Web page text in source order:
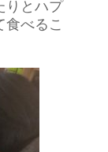
りとハプ
食べるこ